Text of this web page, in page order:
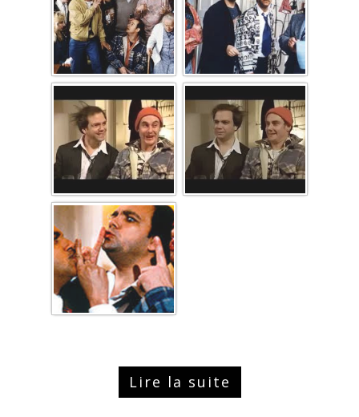
Lire la suite